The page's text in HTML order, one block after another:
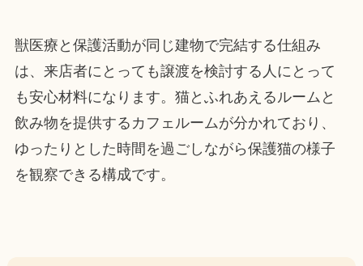
獣医療と保護活動が同じ建物で完結する仕組み
は、来店者にとっても譲渡を検討する人にとって
も安心材料になります。猫とふれあえるルームと
飲み物を提供するカフェルームが分かれており、
ゆったりとした時間を過ごしながら保護猫の様子
を観察できる構成です。